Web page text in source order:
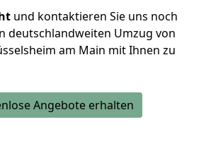
und kontaktieren Sie uns noch
deutschlandweiten Umzug von
am Main mit Ihnen zu
Angebote erhalten